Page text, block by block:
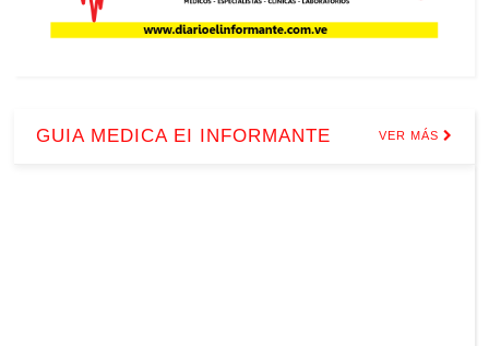
GUIA MEDICA EI INFORMANTE VER MÁS